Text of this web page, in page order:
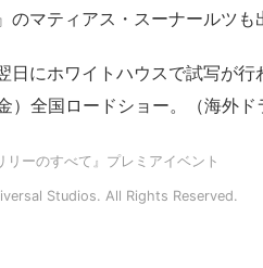
のマティアス・スーナールツも
日にホワイトハウスで試写が
）全国ロードショー。（海外ド
リーのすべて』プレミアイベント
Studios. All Rights Reserved.